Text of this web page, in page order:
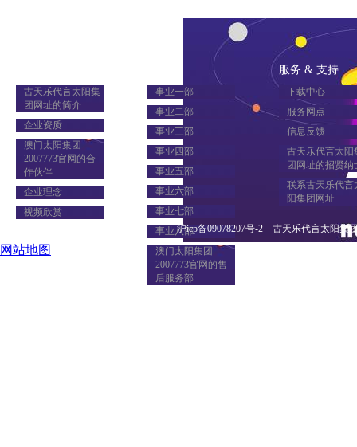
古天乐代言太阳集
团网址的简介
企业资质
澳门太阳集团
2007773官网的合
作伙伴
企业理念
视频欣赏
事业一部
事业二部
事业三部
事业四部
事业五部
事业六部
事业七部
事业八部
澳门太阳集团
2007773官网的售
后服务部
服务 & 支持
下载中心
服务网点
信息反馈
古天乐代言太阳
团网址的招贤纳
联系古天乐代言
阳集团网址
沪icp备09078207号-2 古天乐代言太阳集团
网站地图